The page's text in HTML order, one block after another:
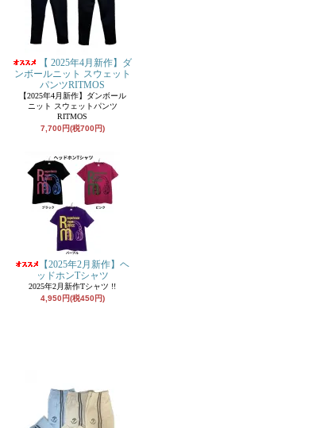
【 2025年4月新作】ダ
ンボールニット スウェット
パンツRITMOS
【2025年4月新作】ダンボール
ニット スウェットパンツ
RITMOS
7,700円(税700円)
【2025年2月新作】ヘ
ッドホンTシャツ
2025年2月新作Tシャツ !!
4,950円(税450円)